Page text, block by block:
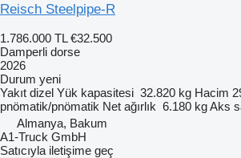
Reisch Steelpipe-R
1.786.000 TL €32.500
Damperli dorse
2026
Durum yeni
Yakıt dizel Yük kapasitesi 32.820 kg Hacim
pnömatik/pnömatik Net ağırlık 6.180 kgAks
Almanya, Bakum
A1-Truck GmbH
Satıcıyla iletişime geç